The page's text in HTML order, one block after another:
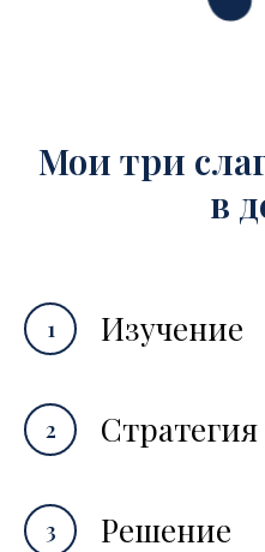
Мои три
в
Изучение
Решение